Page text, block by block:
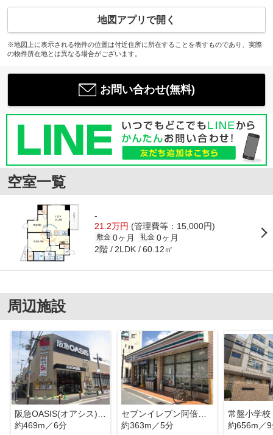
地図アプリで開く
※地図上に表示される物件の位置は付近住所に所在することを表すものであり、実際
の物件所在地とは異なる場合がございます。
お問い合わせ(無料)
空室一覧
-
21.2万円 (管理費等：15,000円)
敷金 0ヶ月 礼金 0ヶ月
2階 2LDK 60.12㎡
周辺施設
約469m／6分
セブンイレブン阿倍野高松店
約363m／5分
常盤小学校
約656m／